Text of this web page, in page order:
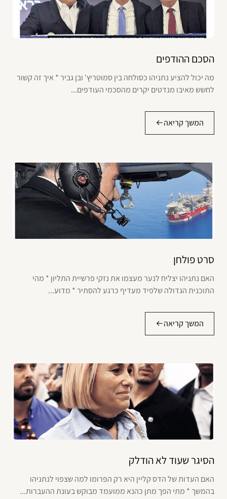
הסכם ההודפים
מה יכול להציע נתניהו כסולחה בין סמוטריץ' ובן גביר * איך זה קשור
לחשש מאיבו מנדטים יקרים מהסכמי העודפים...
המשך קריאה
סרט פולחן
האם נתניהו יצליח לנער מעצמו את נזקי פרשיית התליון * מהי
התוכנית הגדולה שלפיד מעדיף כרגע להסתיר * מדוע...
המשך קריאה
הסיגר שעוד לא הודלק
האם העדות של הדס קליין היא רק הפרומו למה שצפוי לנתניהו
בהמשך * מתי הפך מתן כהנא ממועמד מבוקש בעונת ההעברות...